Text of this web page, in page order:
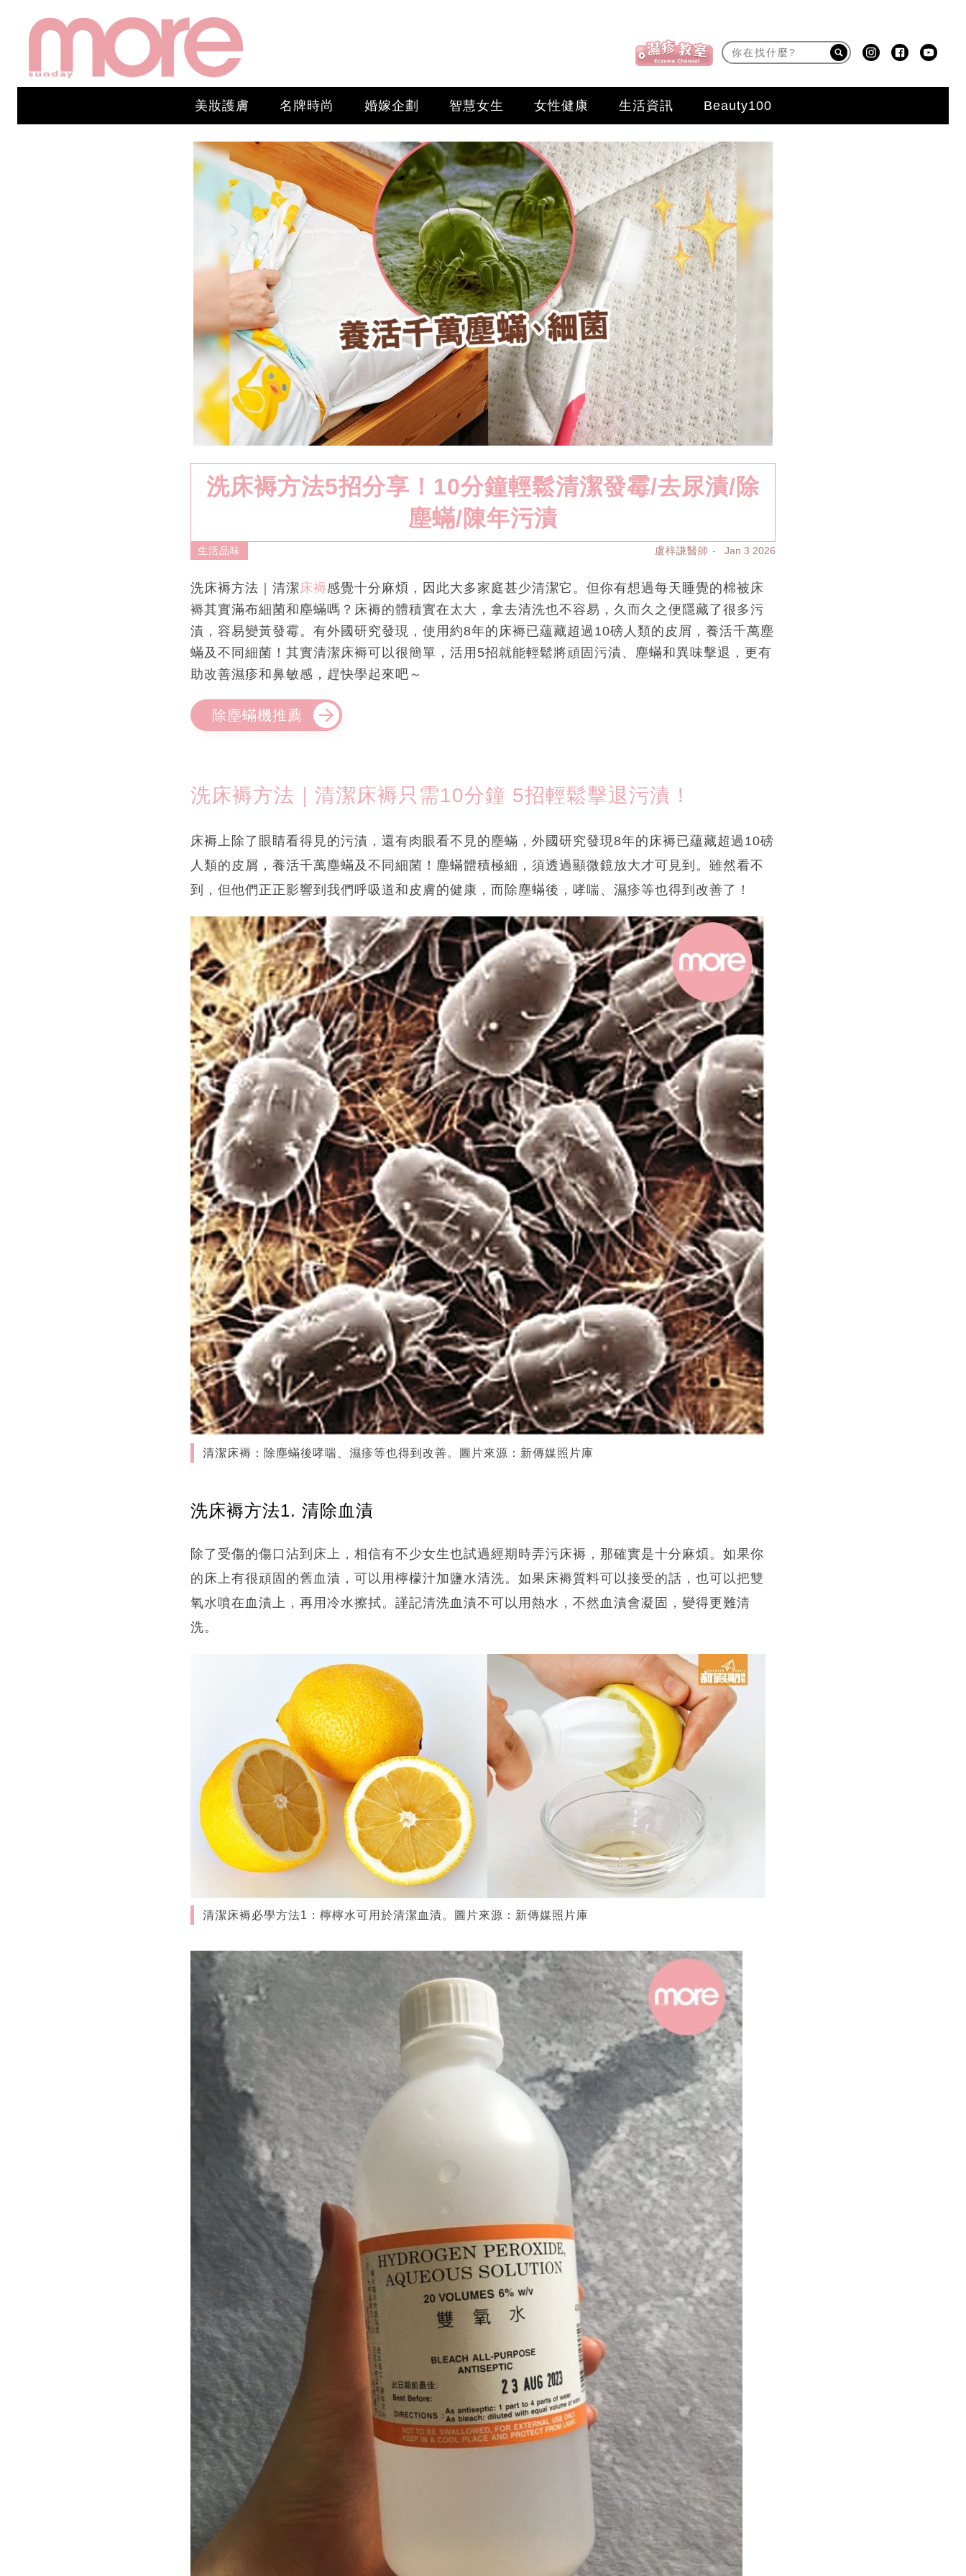
美妝護膚 名牌時尚 婚嫁企劃 智慧女生 女性健康 生活資訊 Beauty100
洗床褥方法5招分享！10分鐘輕鬆清潔發霉/去尿漬/除
塵蟎/陳年污漬
生活品味 盧梓謙醫師 Jan 3 2026
洗床褥方法｜清潔 床褥感覺十分麻煩，因此大多家庭甚少清潔它。但你有想過每天睡覺的棉被床
褥其實滿布細菌和塵蟎嗎？床褥的體積實在太大，拿去清洗也不容易，久而久之便隱藏了很多污
漬，容易變黃發霉。有外國研究發現，使用約8年的床褥已蘊藏超過10磅人類的皮屑，養活千萬塵
蟎及不同細菌！其實清潔床褥可以很簡單，活用5招就能輕鬆將頑固污漬、塵蟎和異味擊退，更有
助改善濕疹和鼻敏感，趕快學起來吧～
除塵蟎機推薦
洗床褥方法｜清潔床褥只需10分鐘 5招輕鬆擊退污漬！
床褥上除了眼睛看得見的污漬，還有肉眼看不見的塵蟎，外國研究發現8年的床褥已蘊藏超過10磅
人類的皮屑，養活千萬塵蟎及不同細菌！塵蟎體積極細，須透過顯微鏡放大才可見到。雖然看不
到，但他們正正影響到我們呼吸道和皮膚的健康，而除塵蟎後，哮喘、濕疹等也得到改善了！
清潔床褥：除塵蟎後哮喘、濕疹等也得到改善。圖片來源：新傳媒照片庫
洗床褥方法1. 清除血漬
除了受傷的傷口沾到床上，相信有不少女生也試過經期時弄污床褥，那確實是十分麻煩。如果你
的床上有很頑固的舊血漬，可以用檸檬汁加鹽水清洗。如果床褥質料可以接受的話，也可以把雙
氧水噴在血漬上，再用冷水擦拭。謹記清洗血漬不可以用熱水，不然血漬會凝固，變得更難清
洗。
清潔床褥必學方法1：檸檸水可用於清潔血漬。圖片來源：新傳媒照片庫